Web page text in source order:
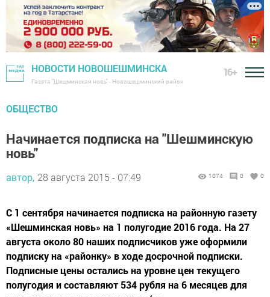
НОВОСТИ НОВОШЕШМИНСКА
Газета "Шешминская новь" - Новошешминский район
16+
ОБЩЕСТВО
Начинается подписка на "Шешминскую
новь"
автор, 28 августа 2015 - 07:49 1074 0 0
С 1 сентября начинается подписка на районную газету
«Шешминская новь» на 1 полугодие 2016 года. На 27
августа около 80 наших подписчиков уже оформили
подписку на «районку» в ходе досрочной подписки.
Подписные цены остались на уровне цен текущего
полугодия и составляют 534 рубля на 6 месяцев для